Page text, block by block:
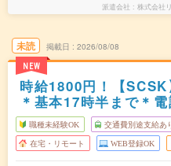
派遣会社 株式会社
未読
NEW
掲載日 2026/08/08
時給1800円！【
＊基本17時半まで＊電
職種未経験OK 交通費別途支給あ
在宅・リモート WEB登録OK